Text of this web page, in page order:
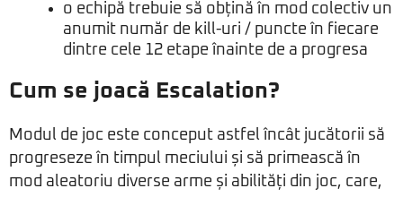
o echipă trebuie să obțină în mod colectiv un
anumit număr de kill-uri / puncte în fiecare
dintre cele 12 etape înainte de a progresa
Cum se joacă Escalation?
Modul de joc este conceput astfel încât jucătorii să
progreseze în timpul meciului și să primească în
mod aleatoriu diverse arme și abilități din joc, care,